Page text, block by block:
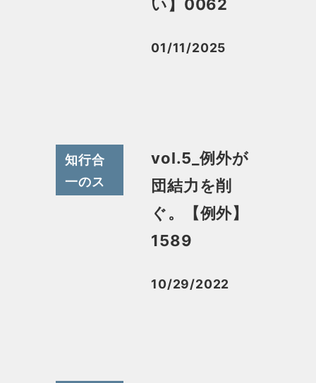
い】0062
投稿日
01/11/2025
知行合
一のス
vol.5_例外が
団結力を削
ぐ。【例外】
1589
投稿日
10/29/2022